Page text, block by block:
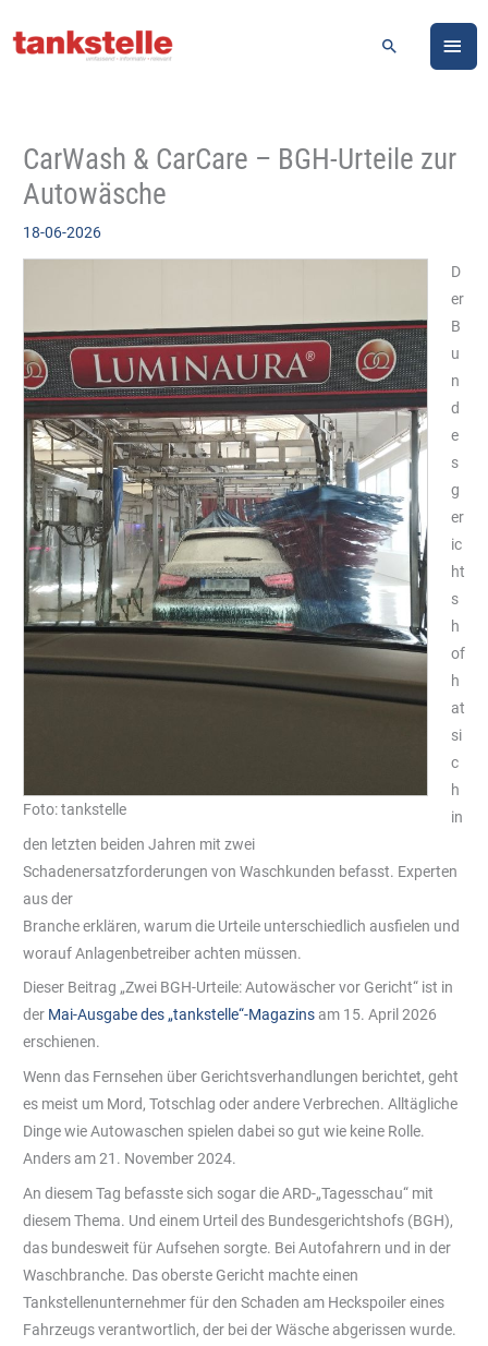
Inhalt
Suchen
CarWash & CarCare – BGH-Urteile zur
Autowäsche
18-06-2026
Foto: tankstelle
D
er
B
u
n
d
e
s
g
er
ic
ht
s
h
of
h
at
si
c
h
in
den letzten beiden Jahren mit zwei
Schadenersatzforderungen von Waschkunden befasst. Experten
aus der
Branche erklären, warum die Urteile unterschiedlich ausfielen und
worauf Anlagenbetreiber achten müssen.
Dieser Beitrag „Zwei BGH-Urteile: Autowäscher vor Gericht“ ist in
der Mai-Ausgabe des „tankstelle“-Magazinsam 15. April 2026
erschienen.
Wenn das Fernsehen über Gerichtsverhandlungen berichtet, geht
es meist um Mord, Totschlag oder andere Verbrechen. Alltägliche
Dinge wie Autowaschen spielen dabei so gut wie keine Rolle.
Anders am 21. November 2024.
An diesem Tag befasste sich sogar die ARD-„Tagesschau“ mit
diesem Thema. Und einem Urteil des Bundesgerichtshofs (BGH),
das bundesweit für Aufsehen sorgte. Bei Autofahrern und in der
Waschbranche. Das oberste Gericht machte einen
Tankstellenunternehmer für den Schaden am Heckspoiler eines
Fahrzeugs verantwortlich, der bei der Wäsche abgerissen wurde.